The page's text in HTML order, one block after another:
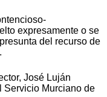
expresamente o se
del recurso de
José Luján
Servicio Murciano de